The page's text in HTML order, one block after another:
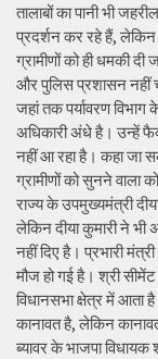
तालाबों का पानी भी
प्रदर्शन कर रहे हैं,
ग्रामीणों को ही धमकी
और पुलिस प्रशासन नहीं
जहां तक पर्यावरण विभाग
अधिकारी अंधे है। उन्हें
नहीं आ रहा है। कहा जा
ग्रामीणों को सुनने वाला
राज्य के उपमुख्यमंत्री
लेकिन दीया कुमारी ने भी
नहीं दिए है। प्रभारी
मौज हो गई है। श्री
विधानसभा क्षेत्र में आता
कानावत है, लेकिन
ब्यावर के भाजपा